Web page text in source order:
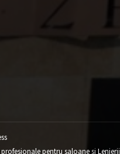
pentru saloanesi Lenjerii